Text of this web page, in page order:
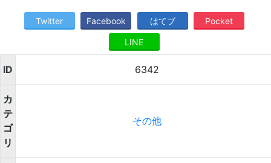
Twitter Facebook はてブ Pocket
LINE
ID 6342
カ
テ
ゴ
リ
その他